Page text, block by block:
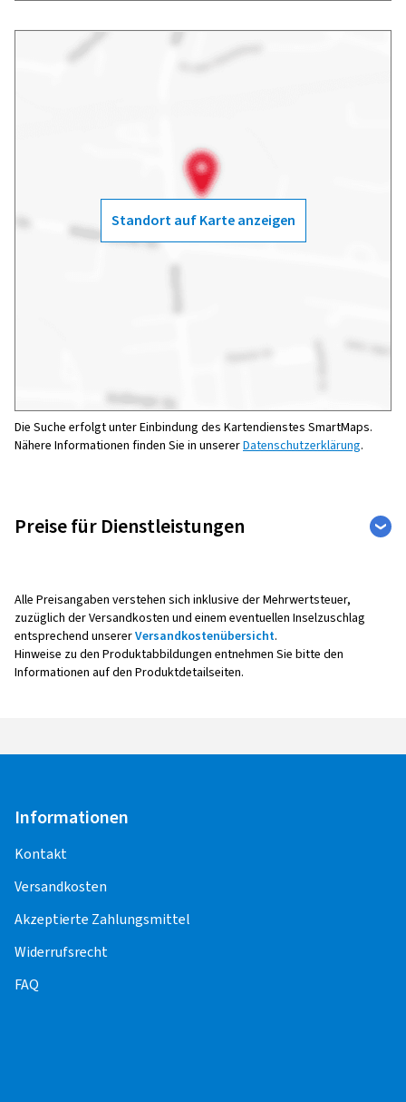
Standort auf Karte anzeigen
Die Suche erfolgt unter Einbindung des Kartendienstes SmartMaps.
Nähere Informationen finden Sie in unsererDatenschutzerklärung.
Preise für Dienstleistungen
Reifenmontage
Alle Montagepreise verstehen sich pro Rad,
Programmierung, -Anlernen,
einschließlich der Preise für die
Montageleistungen, sind die Montagepartner
Alle Preisangaben verstehen sich inklusive der Mehrwertsteuer,
zuzüglich der Versandkosten und einem eventuellen Inselzuschlag
entsprechend unsererVersandkostenübersicht.
Hinweise zu den Produktabbildungen entnehmen Sie bitte den
Informationen auf den Produktdetailseiten.
Informationen
Kontakt
Versandkosten
Akzeptierte Zahlungsmittel
Widerrufsrecht
FAQ